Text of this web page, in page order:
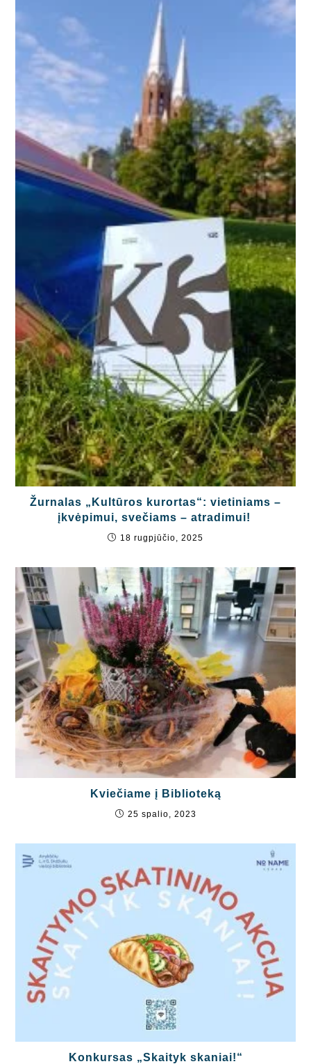
Žurnalas „Kultūros kurortas“: vietiniams –
įkvėpimui, svečiams – atradimui!
18 rugpjūčio, 2025
Kviečiame į Biblioteką
25 spalio, 2023
Konkursas „Skaityk skaniai!“